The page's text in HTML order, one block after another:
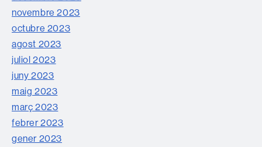
novembre 2023
octubre 2023
agost 2023
juliol 2023
juny 2023
maig 2023
març 2023
febrer 2023
gener 2023